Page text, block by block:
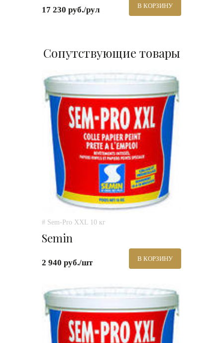
17 230 руб./рул В КОРЗИНУ
Сопутствующие товары
# Sem-Pro XXL 10 кг
Semin
2 940 руб./шт В КОРЗИНУ